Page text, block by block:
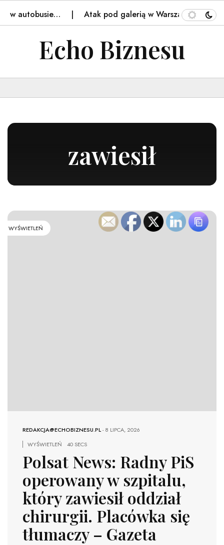
autobusie… Atak pod galerią w Warszawie. Policja:
Echo Biznesu
zawiesił
WYŚWIETLEŃ
REDAKCJA@ECHOBIZNESU.PL-8 LIPCA, 2026
WYŚWIETLEŃ
40 SECS
Polsat News: Radny PiS
operowany w szpitalu,
który zawiesił oddział
chirurgii. Placówka się
tłumaczy – Gazeta